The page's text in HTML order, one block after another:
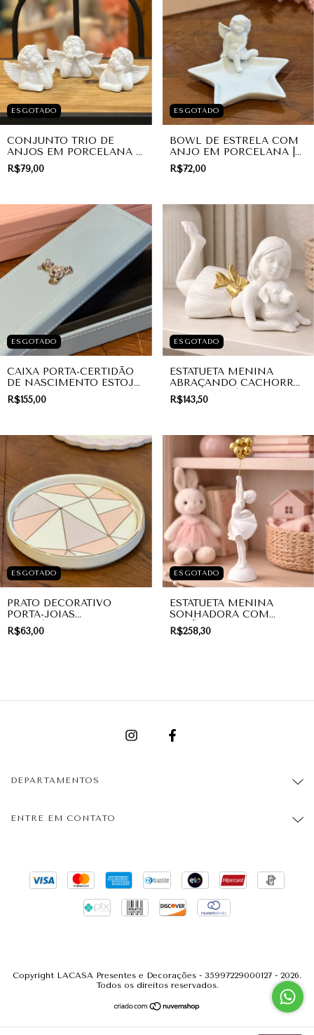
ESGOTADO
CONJUNTO TRIO DE
ANJOS EM PORCELANA |
DIVINO
R$79,00
ESGOTADO
BOWL DE ESTRELA COM
ANJO EM PORCELANA |
PRESENTE
R$72,00
ESGOTADO
CAIXA PORTA-CERTIDÃO
DE NASCIMENTO ESTOJO
URSINHO SILVER AZUL |
LINHA BABY
R$155,00
ESGOTADO
ESTATUETA MENINA
ABRAÇANDO CACHORRO
LAÇO GOLD | PRESENTE
R$143,50
ESGOTADO
PRATO DECORATIVO
PORTA-JOIAS
GEOMÉTRICO MOSAICO
ROSE E GOLD | PRESENTE
R$63,00
ESGOTADO
ESTATUETA MENINA
SONHADORA COM
BALÕES DOURADOS OFF-
WHITE | DECORAÇÃO
R$258,30
DEPARTAMENTOS
ENTRE EM CONTATO
Copyright LACASA Presentes e Decorações - 35997229000127 - 2026.
Todos os direitos reservados.